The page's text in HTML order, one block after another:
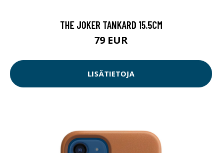
THE JOKER TANKARD 15.5CM
79 EUR
LISÄTIETOJA